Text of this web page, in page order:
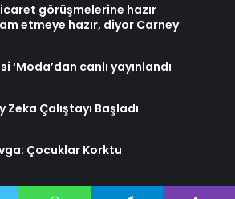
görüşmelerine hazır
etmeye hazır, diyor Carney
‘Moda’dan canlı yayınlandı
Çalıştayı Başladı
Çocuklar Korktu